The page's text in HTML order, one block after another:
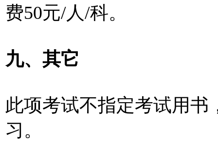
费50元/人/科。
九、其它
此项考试不指定考试用
习。